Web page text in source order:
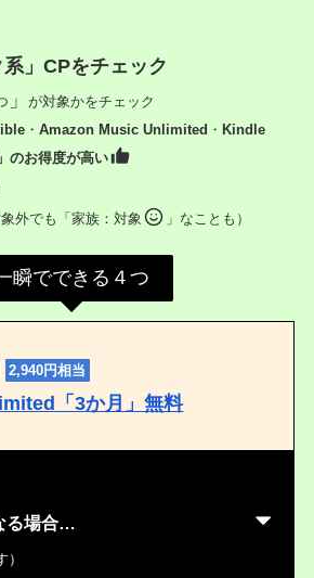
系」CPをチェック
」が対象かをチェック
・Amazon Music Unlimited ・Kindle
のお得度が高い
象外でも「家族：対象
」なことも）
瞬でできる４つ
2,940円相当
「3か月」無料
る場合…